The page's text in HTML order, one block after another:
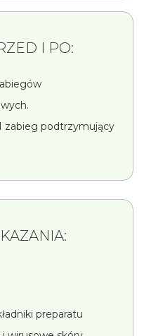
I PO:
zabieg podtrzymujący
preparatu